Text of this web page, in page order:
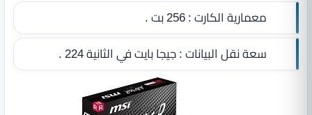
معمارية الكارت :256 بت .
سعة نقل البيانات :جيجا بايت في الثانية 224 .